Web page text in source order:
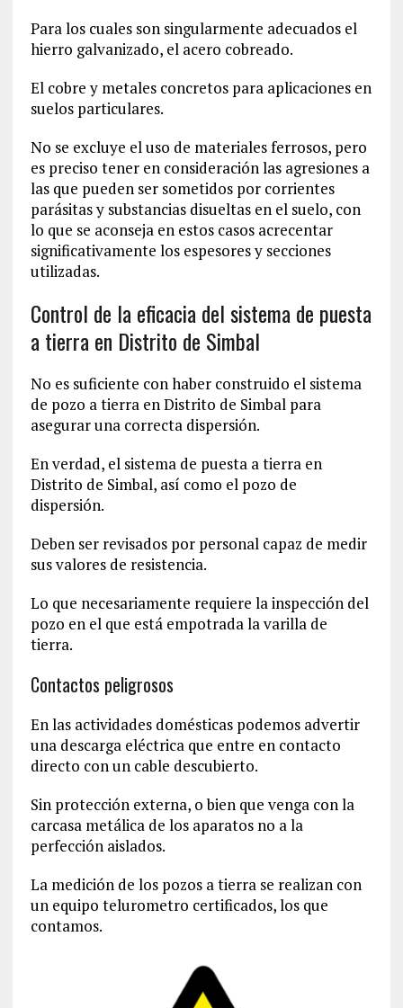
Para los cuales son singularmente adecuados el
hierro galvanizado, el acero cobreado.
El cobre y metales concretos para aplicaciones en
suelos particulares.
No se excluye el uso de materiales ferrosos, pero
es preciso tener en consideración las agresiones a
las que pueden ser sometidos por corrientes
parásitas y substancias disueltas en el suelo, con
lo que se aconseja en estos casos acrecentar
significativamente los espesores y secciones
utilizadas.
Control de la eficacia del sistema de puesta
a tierra en Distrito de Simbal
No es suficiente con haber construido el sistema
de pozo a tierra en Distrito de Simbal para
asegurar una correcta dispersión.
En verdad, el sistema de puesta a tierra en
Distrito de Simbal, así como el pozo de
dispersión.
Deben ser revisados por personal capaz de medir
sus valores de resistencia.
Lo que necesariamente requiere la inspección del
pozo en el que está empotrada la varilla de
tierra.
Contactos peligrosos
En las actividades domésticas podemos advertir
una descarga eléctrica que entre en contacto
directo con un cable descubierto.
Sin protección externa, o bien que venga con la
carcasa metálica de los aparatos no a la
perfección aislados.
La medición de los pozos a tierra se realizan con
un equipo telurometro certificados, los que
contamos.